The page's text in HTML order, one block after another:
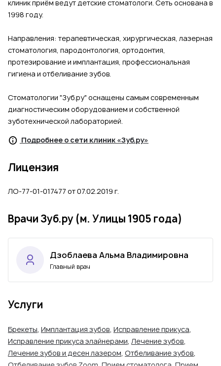
клиник приём ведут детские стоматологи. Сеть основана в
1998 году.
Направления: терапевтическая, хирургическая, лазерная
стоматология, пародонтология, ортодонтия,
протезирование и имплантация, профессиональная
гигиена и отбеливание зубов.
Стоматологии "Зуб.ру" оснащены самым современным
диагностическим оборудованием и собственной
зуботехнической лабораторией.
Подробнее о сети клиник «Зуб.ру»
Лицензия
ЛО-77-01-017477 от 07.02.2019 г.
Врачи Зуб.ру (м. Улицы 1905 года)
Дзоблаева Альма Владимировна
Главный врач
Услуги
Брекеты, Имплантация зубов, Исправление прикуса,
Исправление прикуса элайнерами, Лечение зубов,
Лечение зубов и десен лазером, Отбеливание зубов,